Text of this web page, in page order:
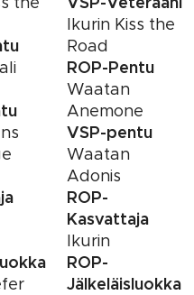
Ikurin Kiss the
Road
ROP-Pentu
Waatan
Anemone
VSP-pentu
Waatan
Adonis
ROP-
Kasvattaja
Ikurin
ROP-
Jälkeläisluokka